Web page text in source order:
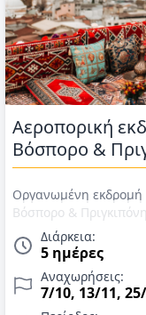
Αεροπορική
Βόσπορο &
Οργανωμένη εκδρομή
Βόσπορο &
16/12. Αεροπορικά
ξενοδοχείο της
πλοιαρίων &
Δεκέμβριο 2026.
Διάρκεια:
5 ημέρες
Αναχωρήσεις:
7/10, 13/11,